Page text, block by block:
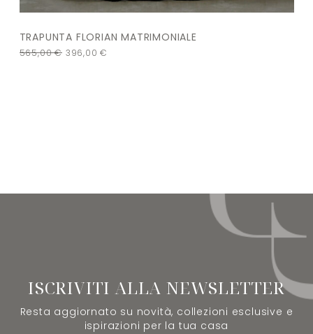
TRAPUNTA FLORIAN MATRIMONIALE
565,00€ 396,00€
ISCRIVITI ALLA NEWSLETTER
Resta aggiornato su novità, collezioni esclusive e
ispirazioni per la tua casa